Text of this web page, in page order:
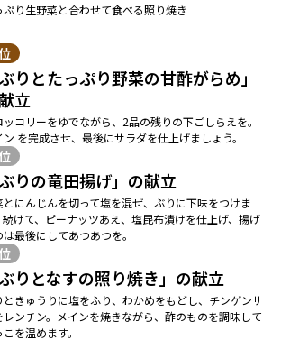
ぷり生野菜と合わせて食べる照り焼き
ぶりとたっぷり野菜の甘酢がらめ」
立
ッコリーをゆでながら、2品の残りの下ごしらえを。
ン を完成させ、最後にサラダを仕上げましょう。
ぶりの竜田揚げ」の献立
とにんじんを切って塩を混ぜ、ぶりに下味をつけま
続けて、ピーナッツあえ、塩昆布漬けを仕上げ、揚げ
は最後にしてあつあつを。
ぶりとなすの照り焼き」の献立
ときゅうりに塩をふり、わかめをもどし、チンゲンサ
レンチン。メインを焼きながら、酢のものを調味して
を温めます。